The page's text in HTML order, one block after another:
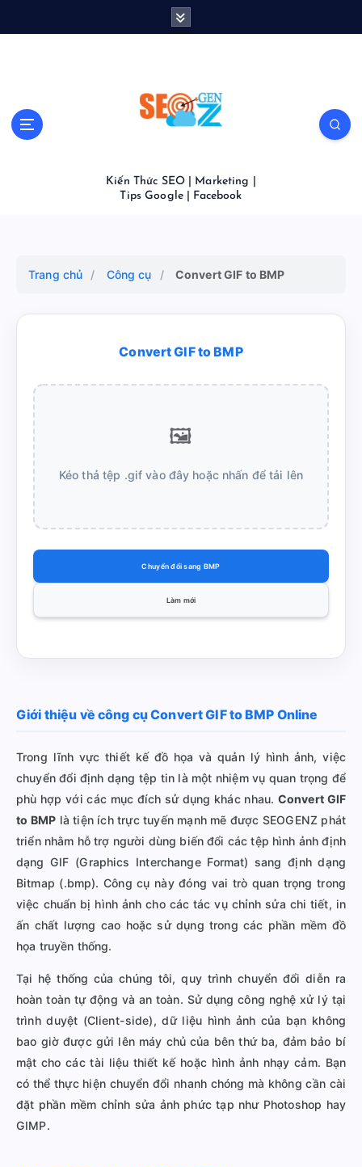
Kiến Thức SEO | Marketing |
Tips Google | Facebook
Trang chủ / Công cụ / Convert GIF to BMP
Convert GIF to BMP
🖼️
Kéo thả tệp .gif vào đây hoặc nhấn để tải lên
Chuyển đổi sang BMP
Làm mới
Giới thiệu về công cụ Convert GIF to BMP Online
Trong lĩnh vực thiết kế đồ họa và quản lý hình ảnh, việc
chuyển đổi định dạng tệp tin là một nhiệm vụ quan trọng để
phù hợp với các mục đích sử dụng khác nhau. Convert GIF
to BMP là tiện ích trực tuyến mạnh mẽ được SEOGENZ phát
triển nhằm hỗ trợ người dùng biến đổi các tệp hình ảnh định
dạng GIF (Graphics Interchange Format) sang định dạng
Bitmap (.bmp). Công cụ này đóng vai trò quan trọng trong
việc chuẩn bị hình ảnh cho các tác vụ chỉnh sửa chi tiết, in
ấn chất lượng cao hoặc sử dụng trong các phần mềm đồ
họa truyền thống.
Tại hệ thống của chúng tôi, quy trình chuyển đổi diễn ra
hoàn toàn tự động và an toàn. Sử dụng công nghệ xử lý tại
trình duyệt (Client-side), dữ liệu hình ảnh của bạn không
bao giờ được gửi lên máy chủ của bên thứ ba, đảm bảo bí
mật cho các tài liệu thiết kế hoặc hình ảnh nhạy cảm. Bạn
có thể thực hiện chuyển đổi nhanh chóng mà không cần cài
đặt phần mềm chỉnh sửa ảnh phức tạp như Photoshop hay
GIMP.